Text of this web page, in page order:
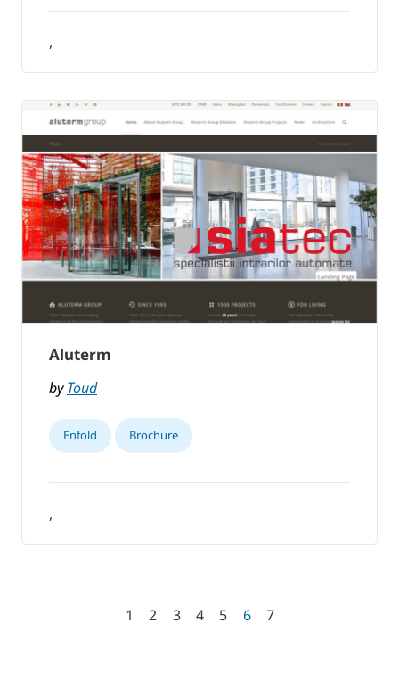
,
Aluterm
byToud
Enfold Brochure
,
1 2 3 4 5 6 7